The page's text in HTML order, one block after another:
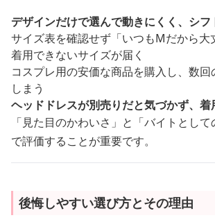
デザインだけで選んで動きにくく、シフ
サイズ表を確認せず「いつもMだから大
着用できないサイズが届く
コスプレ用の安価な商品を購入し、数回
しまう
ヘッドドレスが別売りだと気づかず、着
「見た目のかわいさ」と「バイトとし
で評価することが重要です。
後悔しやすい選び方とその理由